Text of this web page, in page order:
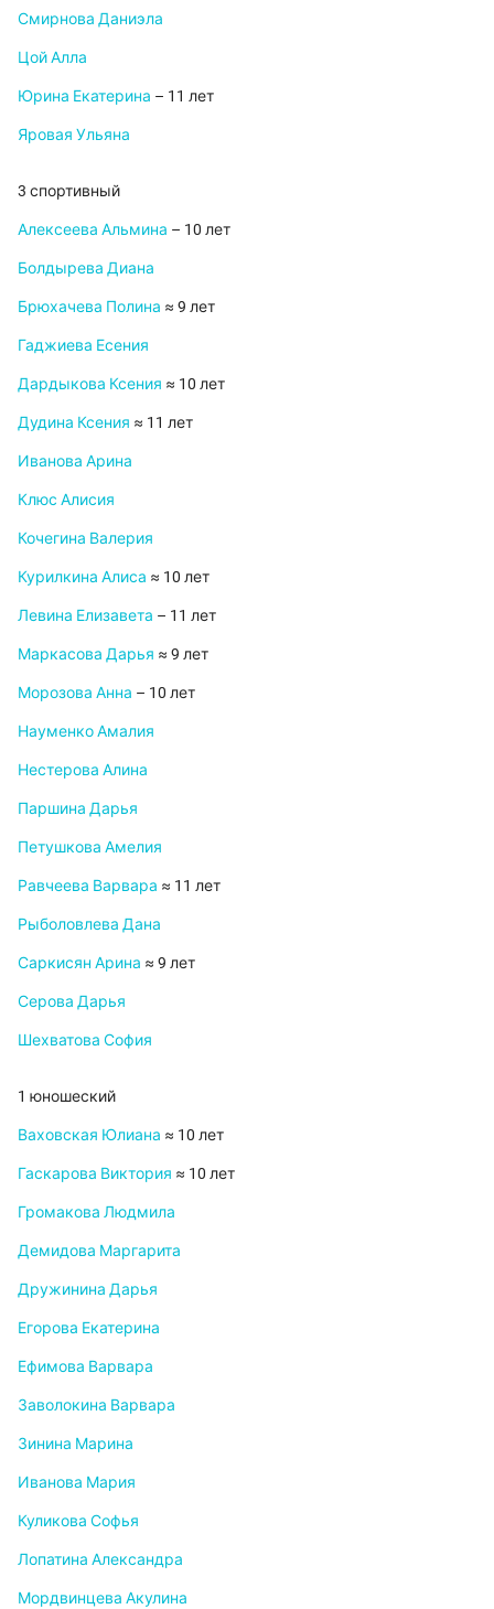
Смирнова Даниэла
Цой Алла
Юрина Екатерина – 11 лет
Яровая Ульяна
3 спортивный
Алексеева Альмина – 10 лет
Болдырева Диана
Брюхачева Полина ≈ 9 лет
Гаджиева Есения
Дардыкова Ксения ≈ 10 лет
Дудина Ксения ≈ 11 лет
Иванова Арина
Клюс Алисия
Кочегина Валерия
Курилкина Алиса ≈ 10 лет
Левина Елизавета – 11 лет
Маркасова Дарья ≈ 9 лет
Морозова Анна – 10 лет
Науменко Амалия
Нестерова Алина
Паршина Дарья
Петушкова Амелия
Равчеева Варвара ≈ 11 лет
Рыболовлева Дана
Саркисян Арина ≈ 9 лет
Серова Дарья
Шехватова София
1 юношеский
Ваховская Юлиана ≈ 10 лет
Гаскарова Виктория ≈ 10 лет
Громакова Людмила
Демидова Маргарита
Дружинина Дарья
Егорова Екатерина
Ефимова Варвара
Заволокина Варвара
Зинина Марина
Иванова Мария
Куликова Софья
Лопатина Александра
Мордвинцева Акулина